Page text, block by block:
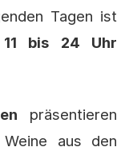
Tagen ist
11 bis 24 Uhr
präsentieren
aus den